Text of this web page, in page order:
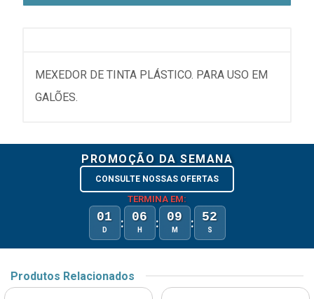
MEXEDOR DE TINTA PLÁSTICO. PARA USO EM
GALÕES.
PROMOÇÃO DA SEMANA
CONSULTE NOSSAS OFERTAS
TERMINA EM:
01
D : 06
H : 09
M : 52
S
Produtos Relacionados